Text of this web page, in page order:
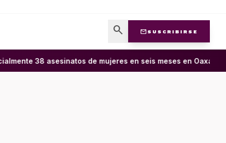
search mail SUSCRIBIRSE
38 asesinatos de mujeres en seis meses en Oaxaca; 11